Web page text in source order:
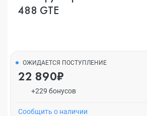
488 GTE
ОЖИДАЕТСЯ ПОСТУПЛЕНИЕ
22 890₽
+229 бонусов
Cообщить о наличии